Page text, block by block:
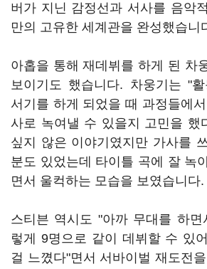
버가 지닌 감정선과 서사를 음악
만의 고유한 세계관을 완성했습니
아홉을 통해 재데뷔를 하게 된 차
보이기도 했습니다. 차웅기는 "
서기를 하게 되었을 때 과정들에
사로 녹여낼 수 있을지 고민을 했
싶지 않은 이야기였지만 가사를
분도 있었는데 타이틀 곡에 잘 녹
면서 울컥하는 모습을 보였습니다.
스티븐 역시도 "아까 무대를 하면
렇게 9명으로 같이 데뷔할 수 있
걸 느꼈다"면서 서바이벌 재도전